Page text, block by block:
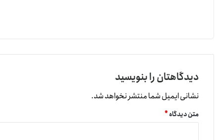
دیدگاهتان را بنویسید
نشانی ایمیل شما منتشر نخواهد شد.
متن دیدگاه*